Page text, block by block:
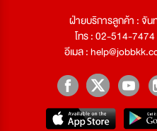
ฝ่ายบริการลูกค้า : จัน
โทร : 02-514-
อีเมล :